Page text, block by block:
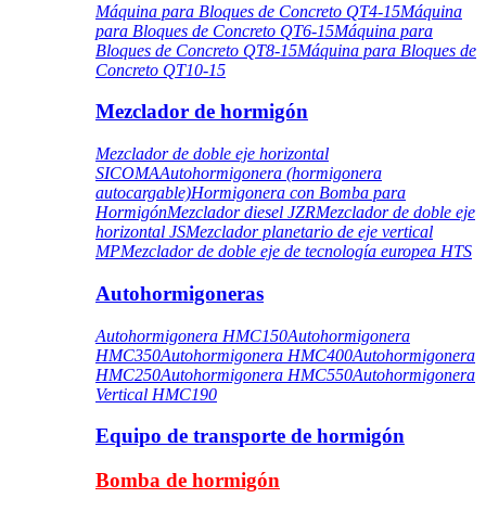
Máquina para Bloques de Concreto QT4-15Máquina
para Bloques de Concreto QT6-15Máquina para
Bloques de Concreto QT8-15Máquina para Bloques de
Concreto QT10-15
Mezclador de hormigón
Mezclador de doble eje horizontal
SICOMAAutohormigonera (hormigonera
autocargable)Hormigonera con Bomba para
HormigónMezclador diesel JZRMezclador de doble eje
horizontal JSMezclador planetario de eje vertical
MPMezclador de doble eje de tecnología europea HTS
Autohormigoneras
Autohormigonera HMC150Autohormigonera
HMC350Autohormigonera HMC400Autohormigonera
HMC250Autohormigonera HMC550Autohormigonera
Vertical HMC190
Equipo de transporte de hormigón
Bomba de hormigón